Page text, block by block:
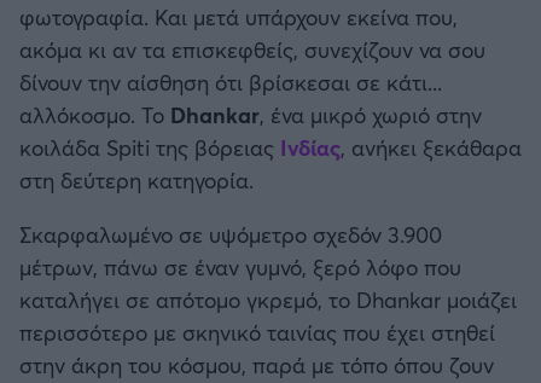
Ρεάλ Μαδρίτης
Ατλέτικο Μαδρίτης
Μάντσεστερ Γιουνάιτεντ
Μάντσεστερ Σίτι
Λίβερπουλ
Τσέλσι
φωτογραφία. Και μετά υπάρχουν εκείνα που,
ακόμα κι αν τα επισκεφθείς, συνεχίζουν να σου
δίνουν την αίσθηση ότι βρίσκεσαι σε κάτι...
αλλόκοσμο. Το Dhankar, ένα μικρό χωριό στην
κοιλάδα Spiti της βόρειας Ινδίας, ανήκει ξεκάθαρα
στη δεύτερη κατηγορία.
Σκαρφαλωμένο σε υψόμετρο σχεδόν 3.900
μέτρων, πάνω σε έναν γυμνό, ξερό λόφο που
καταλήγει σε απότομο γκρεμό, το Dhankar μοιάζει
περισσότερο με σκηνικό ταινίας που έχει στηθεί
στην άκρη του κόσμου, παρά με τόπο όπου ζουν